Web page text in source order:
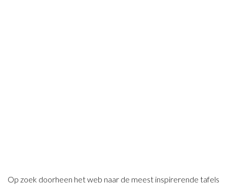
Op zoek doorheen het web naar de meest inspirerende tafels